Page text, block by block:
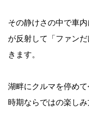
その静けさの中で車
が反射して「ファン
きます。
湖畔にクルマを停め
時期ならではの楽しみ